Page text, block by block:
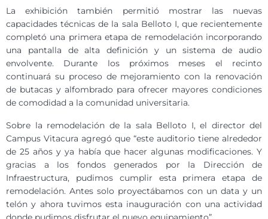
La exhibición también permitió mostrar las nuevas
capacidades técnicas de la sala Belloto I, que recientemente
completó una primera etapa de remodelación incorporando
una pantalla de alta definición y un sistema de audio
envolvente. Durante los próximos meses el recinto
continuará su proceso de mejoramiento con la renovación
de butacas y alfombrado para ofrecer mayores condiciones
de comodidad a la comunidad universitaria.
Sobre la remodelación de la sala Belloto I, el director del
Campus Vitacura agregó que “este auditorio tiene alrededor
de 25 años y ya había que hacer algunas modificaciones. Y
gracias a los fondos generados por la Dirección de
Infraestructura, pudimos cumplir esta primera etapa de
remodelación. Antes solo proyectábamos con un data y un
telón y ahora tuvimos esta inauguración con una actividad